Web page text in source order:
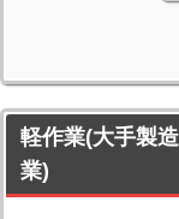
軽作業(大手製
業)